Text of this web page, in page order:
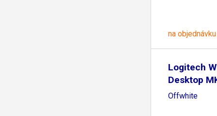
na objednávku
Logitech
Desktop
Offwhite